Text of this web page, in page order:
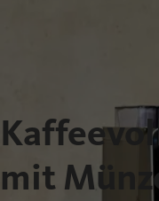
mit